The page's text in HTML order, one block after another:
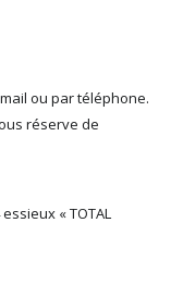
ou par téléphone.
réserve de
« TOTAL